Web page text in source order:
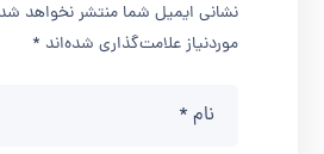
نشانی ایمیل شما منتشر نخواهد
موردنیاز علامت‌گذاری شده‌اند*